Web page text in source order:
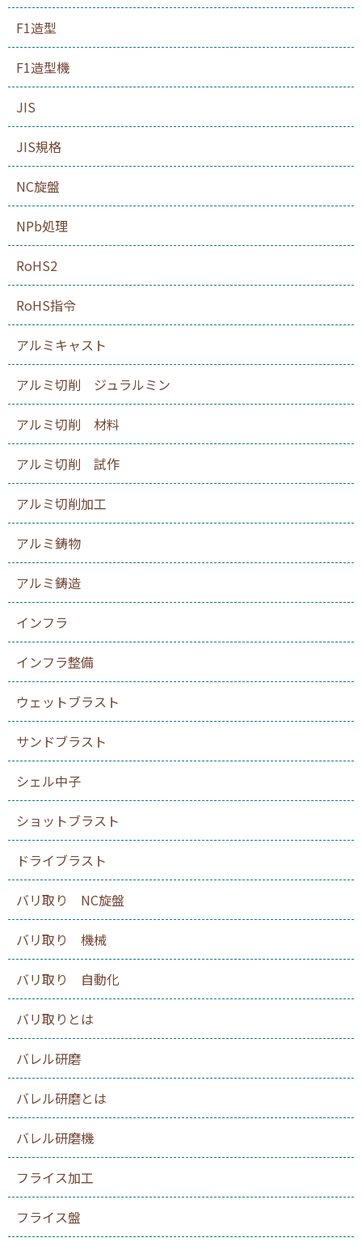
F1造型
F1造型機
JIS
JIS規格
NC旋盤
NPb処理
RoHS2
RoHS指令
アルミキャスト
アルミ切削 ジュラルミン
アルミ切削 材料
アルミ切削 試作
アルミ切削加工
アルミ鋳物
アルミ鋳造
インフラ
インフラ整備
ウェットブラスト
サンドブラスト
シェル中子
ショットブラスト
ドライブラスト
バリ取り NC旋盤
バリ取り 機械
バリ取り 自動化
バリ取りとは
バレル研磨
バレル研磨とは
バレル研磨機
フライス加工
フライス盤